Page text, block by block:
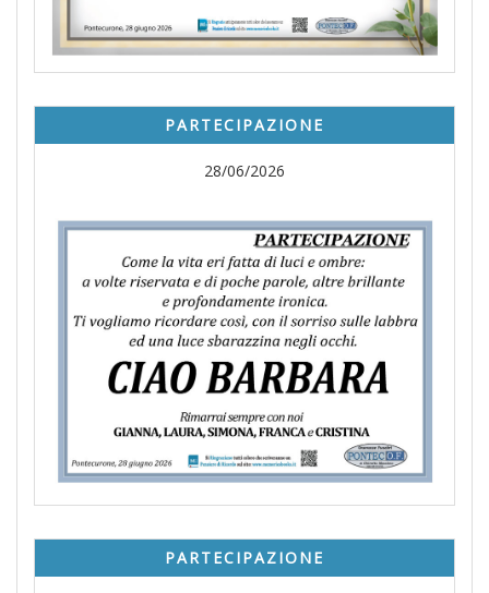
PARTECIPAZIONE
28/06/2026
PARTECIPAZIONE